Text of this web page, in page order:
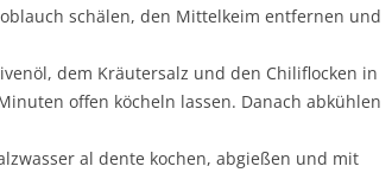
schälen, den Mittelkeim entfernen und
dem Kräutersalz und den Chiliflocken in
offen köcheln lassen. Danach abkühlen
al dente kochen, abgießen und mit